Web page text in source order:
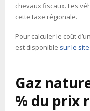
chevaux fiscaux. Les
cette taxe régionale.
Pour calculer le coût
est disponible sur le
Gaz
% du prix